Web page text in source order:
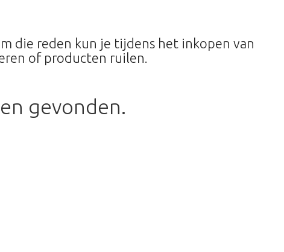
die reden kun je tijdens het inkopen van
of producten ruilen.
gevonden.